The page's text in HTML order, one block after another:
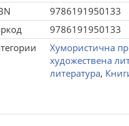
9786191950133
9786191950133
Хумористична
художествена
литература,